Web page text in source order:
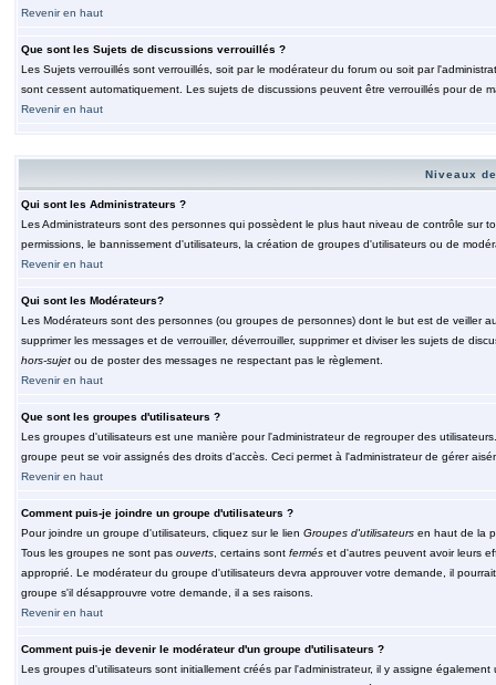
Revenir en haut
Que sont les Sujets de discussions verrouillés ?
Les Sujets verrouillés sont verrouillés, soit par le modérateur du forum ou soit par
sont cessent automatiquement. Les sujets de discussions peuvent être verrouillés pour de
Revenir en haut
Niveaux
Qui sont les Administrateurs ?
Les Administrateurs sont des personnes qui possèdent le plus haut niveau de contrôle sur
permissions, le bannissement d'utilisateurs, la création de groupes d'utilisateurs ou de
Revenir en haut
Qui sont les Modérateurs?
Les Modérateurs sont des personnes (ou groupes de personnes) dont le but est de veiller
supprimer les messages et de verrouiller, déverrouiller, supprimer et diviser les sujets de
hors-sujetou de poster des messages ne respectant pas le règlement.
Revenir en haut
Que sont les groupes d'utilisateurs ?
Les groupes d'utilisateurs est une manière pour l'administrateur de regrouper des
groupe peut se voir assignés des droits d'accès. Ceci permet à l'administrateur de gérer
Revenir en haut
Comment puis-je joindre un groupe d'utilisateurs ?
Pour joindre un groupe d'utilisateurs, cliquez sur le lien Groupes d'utilisateursen haut de la
Tous les groupes ne sont pas ouverts, certains sont ferméset d'autres peuvent avoir leurs
approprié. Le modérateur du groupe d'utilisateurs devra approuver votre demande, il
groupe s'il désapprouvre votre demande, il a ses raisons.
Revenir en haut
Comment puis-je devenir le modérateur d'un groupe d'utilisateurs ?
Les groupes d'utilisateurs sont initiallement créés par l'administrateur, il y assigne